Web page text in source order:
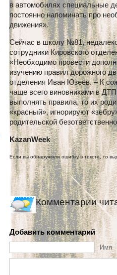
в автомобилях специальные
постоянно напоминать про
движения».
Сейчас в школу №81, недалеко
сотрудники Кировского
«Необходимо провести
изучению правил дорожного
отделения Иван Юзеев. – К
чаще всего виновниками в
выполнять правила, то их
«красный», игнорируют
родительской
KazanWeek
Если вы обнаружили ошибку в тексте, то
Комментарии
Добавить комментарий
Имя